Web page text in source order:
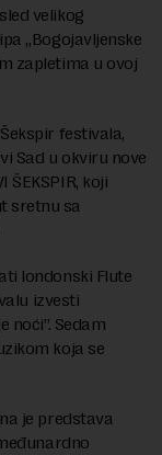
velikog
„Bogojavljenske
zapletima u ovoj
festivala,
Sad u okviru nove
koji
sretnu sa
londonski Flute
izvesti
noći”. Sedam
koja se
je predstava